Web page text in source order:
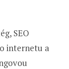
SEO
internetu a